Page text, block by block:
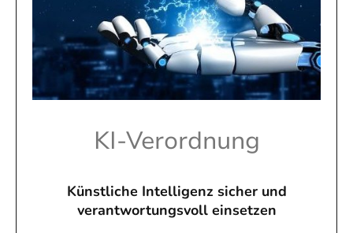
KI-Verordnung
Künstliche Intelligenz sicher und
verantwortungsvoll einsetzen